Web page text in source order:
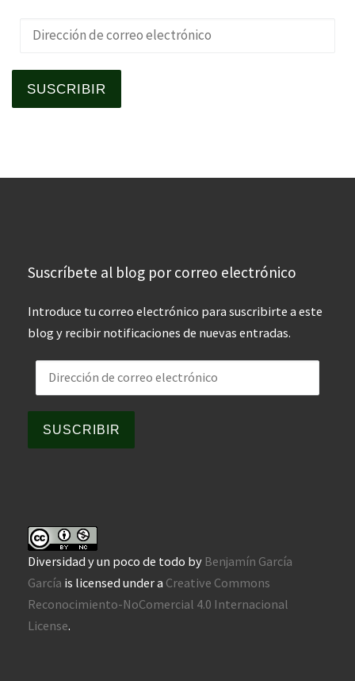
Dirección de correo electrónico
SUSCRIBIR
Suscríbete al blog por correo electrónico
Introduce tu correo electrónico para suscribirte a este
blog y recibir notificaciones de nuevas entradas.
Dirección de correo electrónico
SUSCRIBIR
Diversidad y un poco de todo by Benjamín García
García is licensed under a Creative Commons
Reconocimiento-NoComercial 4.0 Internacional
License.